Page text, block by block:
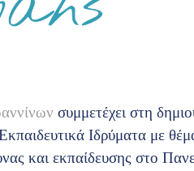
συμμετέχει στη
Ιδρύματα με
και εκπαίδευσης στο